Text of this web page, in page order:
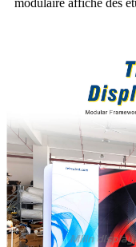
modulaire affiche des